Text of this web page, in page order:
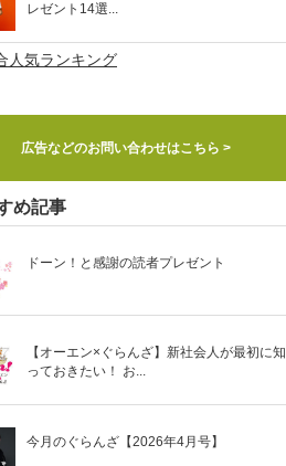
レゼント14選...
人気ランキング
広告などのお問い合わせはこちら >
め記事
ドーン！と感謝の読者プレゼント
【オーエン×ぐらんざ】新社会人が最初に知
っておきたい！ お...
今月のぐらんざ【2026年4月号】